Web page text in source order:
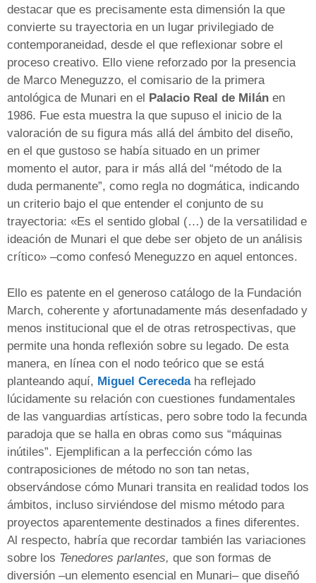
destacar que es precisamente esta dimensión la que
convierte su trayectoria en un lugar privilegiado de
contemporaneidad, desde el que reflexionar sobre el
proceso creativo. Ello viene reforzado por la presencia
de Marco Meneguzzo, el comisario de la primera
antológica de Munari en el
Palacio Real de Milán en
1986. Fue esta muestra la que supuso el inicio de la
valoración de su figura más allá del ámbito del diseño,
en el que gustoso se había situado en un primer
momento el autor, para ir más allá del “método de la
duda permanente”, como regla no dogmática, indicando
un criterio bajo el que entender el conjunto de su
trayectoria: «Es el sentido global (…) de la versatilidad e
ideación de Munari el que debe ser objeto de un análisis
crítico» –como confesó Meneguzzo en aquel entonces.
Ello es patente en el generoso catálogo de la Fundación
March, coherente y afortunadamente más desenfadado y
menos institucional que el de otras retrospectivas, que
permite una honda reflexión sobre su legado. De esta
manera, en línea con el nodo teórico que se está
planteando aquí, Miguel Cerecedaha reflejado
lúcidamente su relación con cuestiones fundamentales
de las vanguardias artísticas, pero sobre todo la fecunda
paradoja que se halla en obras como sus “máquinas
inútiles”. Ejemplifican a la perfección cómo las
contraposiciones de método no son tan netas,
observándose cómo Munari transita en realidad todos los
ámbitos, incluso sirviéndose del mismo método para
proyectos aparentemente destinados a fines diferentes.
Al respecto, habría que recordar también las variaciones
sobre los Tenedores parlantes, que son formas de
diversión –un elemento esencial en Munari– que diseñó